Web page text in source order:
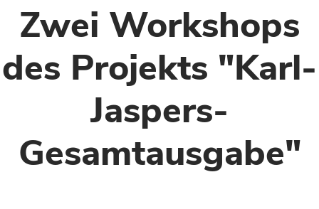
Zwei Workshops
des Projekts "Karl-
Jaspers-
Gesamtausgabe"